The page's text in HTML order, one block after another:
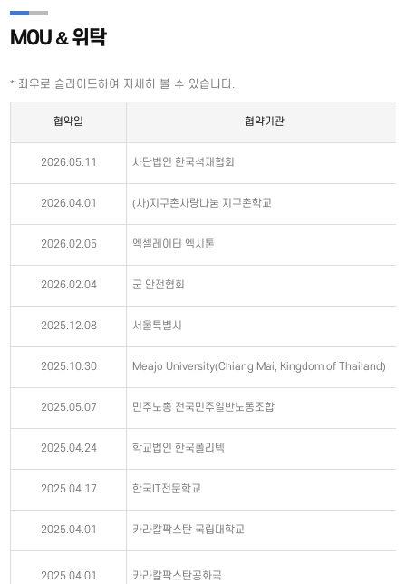
MOU & 위탁
* 좌우로 슬라이드하여 자세히 볼 수 있습니다.
협약일 협약기관
2026.05.11 사단법인 한국석재협회
2026.04.01 (사)지구촌사랑나눔 지구촌학교
2026.02.05 엑셀레이터 엑시톤
2026.02.04 군 안전협회
2025.12.08 서울특별시
2025.10.30 Meajo University(Chiang Mai, Kingdom of Thailand)
2025.05.07 민주노총 전국민주일반노동조합
2025.04.24 학교법인 한국폴리텍
2025.04.17 한국IT전문학교
2025.04.01 카라칼팍스탄 국립대학교
2025.04.01 카라칼팍스탄공화국